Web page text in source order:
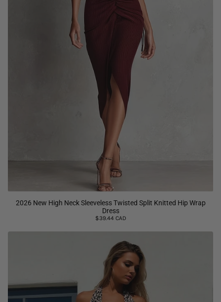
2026 New High Neck Sleeveless Twisted Split Knitted Hip Wrap
Dress
$39.44 CAD